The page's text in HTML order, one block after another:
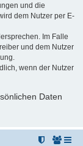
und die
dem Nutzer per E-
Im Falle
und dem Nutzer
wenn der Nutzer
Daten